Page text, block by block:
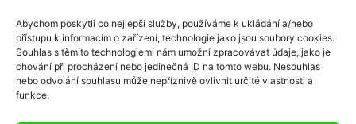
Abychom poskytli co nejlepší služby, používáme k ukládání a/nebo
přístupu k informacím o zařízení, technologie jako jsou soubory cookies.
Souhlas s těmito technologiemi nám umožní zpracovávat údaje, jako je
chování při procházení nebo jedinečná ID na tomto webu. Nesouhlas
nebo odvolání souhlasu může nepříznivě ovlivnit určité vlastnosti a
funkce.
Známý herec, režisér, bavič,
moderátor a taky hlavně sokol posílá
zdravici a pozvání, tak se podívejte
a taky vyrazte 15.6.2024 do Votic…